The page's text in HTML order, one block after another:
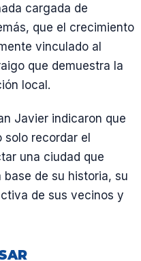
cargada de
que el crecimiento
vinculado al
que demuestra la
local.
Javier indicaron que
recordar el
una ciudad que
de su historia, su
de sus vecinos y